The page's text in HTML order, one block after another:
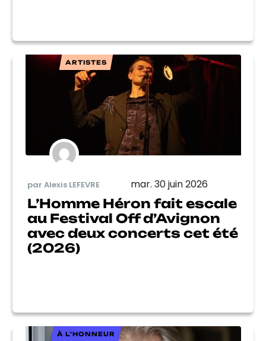
ARTISTES
par Alexis LEFEVRE mar. 30 juin 2026
L’Homme Héron fait escale
au Festival Off d’Avignon
avec deux concerts cet été
(2026)
À L'HONNEUR